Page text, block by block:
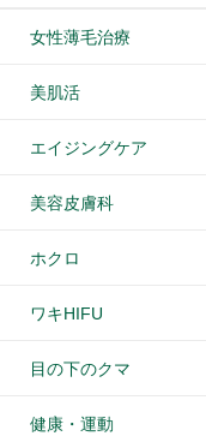
女性薄毛治療
美肌活
エイジングケア
美容皮膚科
ホクロ
ワキHIFU
目の下のクマ
健康・運動